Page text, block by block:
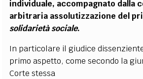
individuale, accompagnato dalla
arbitraria assolutizzazione del
solidarietà sociale.
In particolare il giudice
primo aspetto, come secondo la
Corte stessa